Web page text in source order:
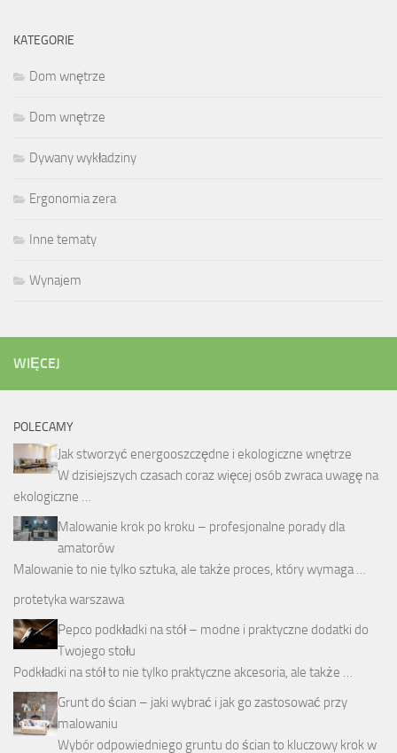
KATEGORIE
Dom wnętrze
Dom wnętrze
Dywany wykładziny
Ergonomia zera
Inne tematy
Wynajem
WIĘCEJ
POLECAMY
Jak stworzyć energooszczędne i ekologiczne wnętrze
W dzisiejszych czasach coraz więcej osób zwraca uwagę na
ekologiczne …
Malowanie krok po kroku – profesjonalne porady dla
amatorów
Malowanie to nie tylko sztuka, ale także proces, który wymaga …
protetyka warszawa
Pepco podkładki na stół – modne i praktyczne dodatki do
Twojego stołu
Podkładki na stół to nie tylko praktyczne akcesoria, ale także …
Grunt do ścian – jaki wybrać i jak go zastosować przy
malowaniu
Wybór odpowiedniego gruntu do ścian to kluczowy krok w